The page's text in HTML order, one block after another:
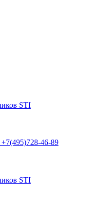
+7(495)728-46-89